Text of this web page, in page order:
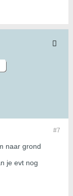
#7
naar grond
je evt nog